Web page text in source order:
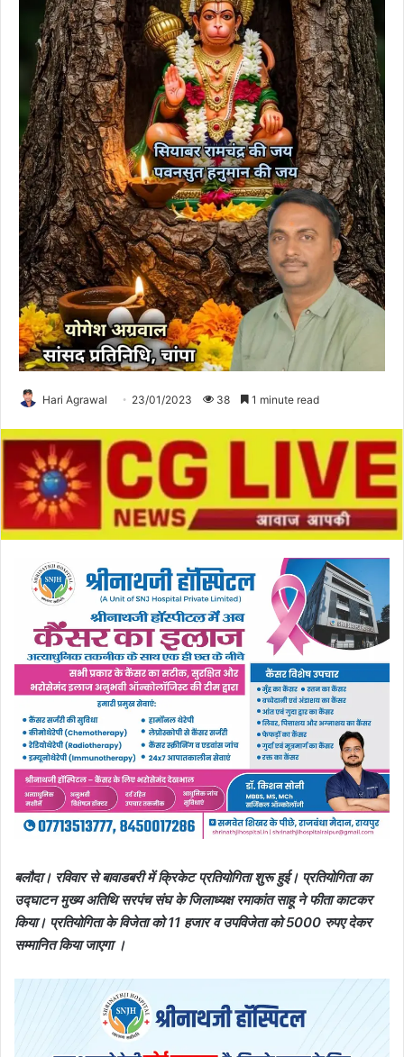
Hari Agrawal 23/01/2023 38 1 minute read
बलौदा। रविवार से बावाडबरी में क्रिकेट प्रतियोगिता शुरू हुई। प्रतियोगिता का
उद्घाटन मुख्य अतिथि सरपंच संघ के जिलाध्यक्ष रमाकांत साहू ने फीता काटकर
किया। प्रतियोगिता के विजेता को 11 हजार व उपविजेता को 5000 रुपए देकर
सम्मानित किया जाएगा ।